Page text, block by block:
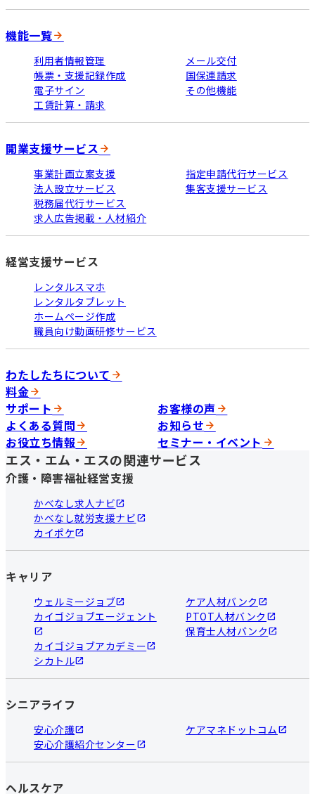
機能一覧
利用者情報管理
帳票・支援記録作成
電子サイン
工賃計算・請求
メール交付
国保連請求
その他機能
開業支援サービス
事業計画立案支援
法人設立サービス
税務届代行サービス
求人広告掲載・人材紹介
指定申請代行サービス
集客支援サービス
経営支援サービス
レンタルスマホ
レンタルタブレット
ホームページ作成
職員向け動画研修サービス
わたしたちについて
料金
サポート
お客様の声
よくある質問
お知らせ
お役立ち情報
セミナー・イベント
エス・エム・エスの関連サービス
介護・障害福祉経営支援
かべなし求人ナビ
かべなし就労支援ナビ
カイポケ
キャリア
ウェルミージョブ
カイゴジョブエージェント
カイゴジョブアカデミー
シカトル
ケア人材バンク
PTOT人材バンク
保育士人材バンク
シニアライフ
安心介護
安心介護紹介センター
ケアマネドットコム
ヘルスケア